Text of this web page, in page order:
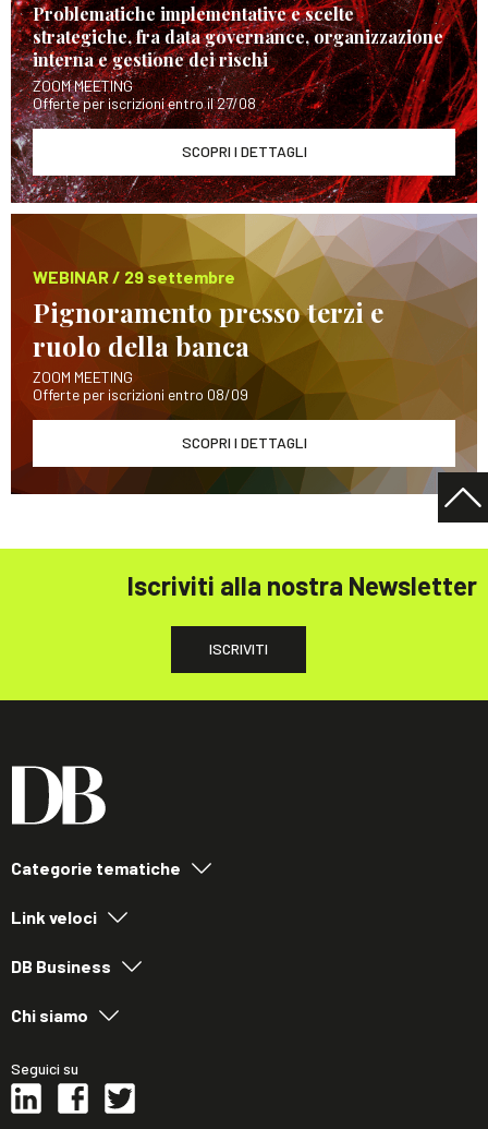
Problematiche implementative e scelte
strategiche, fra data governance, organizzazione
interna e gestione dei rischi
ZOOM MEETING
Offerte per iscrizioni entro il 27/08
SCOPRI I DETTAGLI
WEBINAR / 29 settembre
Pignoramento presso terzi e
ruolo della banca
ZOOM MEETING
Offerte per iscrizioni entro 08/09
SCOPRI I DETTAGLI
Iscriviti alla nostra Newsletter
ISCRIVITI
Categorie tematiche
Link veloci
DB Business
Chi siamo
Seguici su